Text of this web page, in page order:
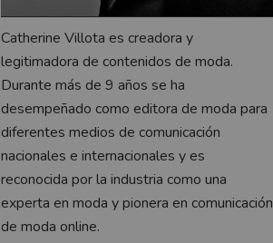
Catherine Villota es creadora y
legitimadora de contenidos de moda.
Durante más de 9 años se ha
desempeñado como editora de moda para
diferentes medios de comunicación
nacionales e internacionales y es
reconocida por la industria como una
experta en moda y pionera en comunicación
de moda online.